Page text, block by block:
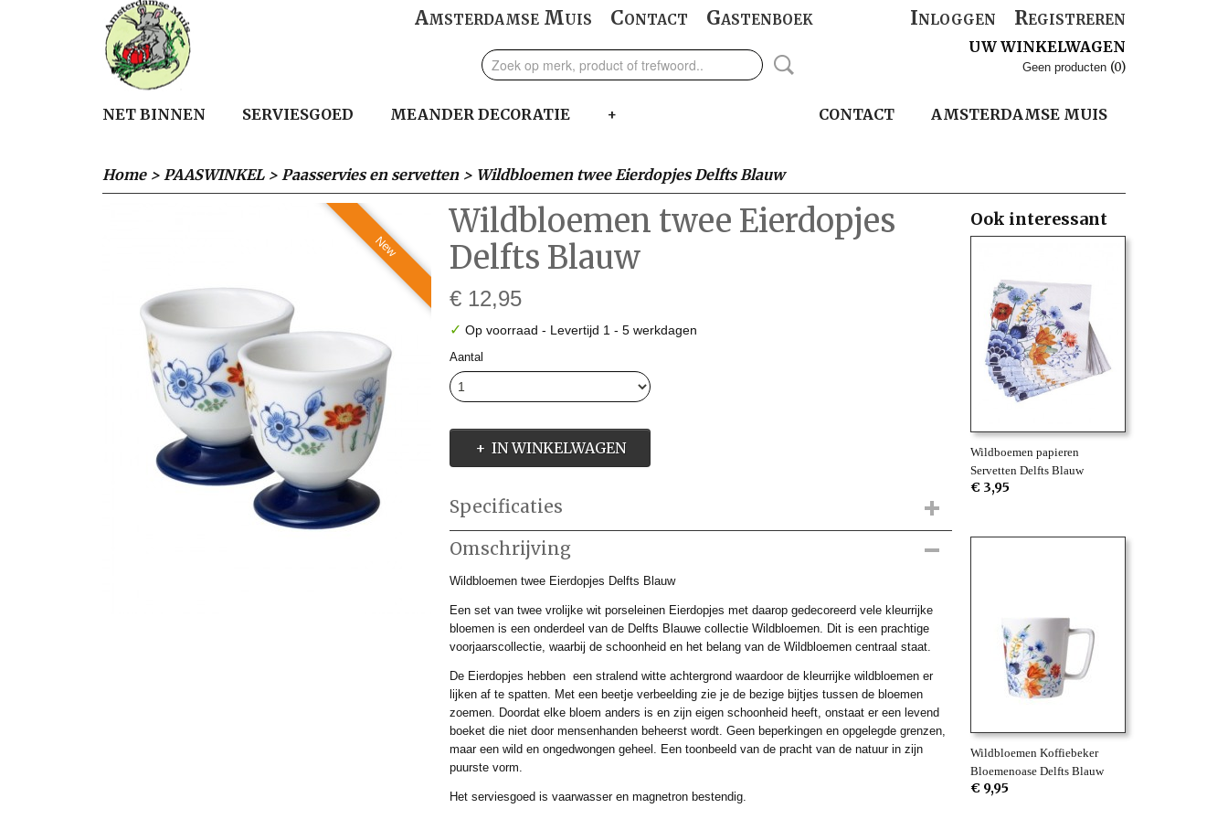
Amsterdamse Muis Contact Gastenboek Inloggen Registreren
UW WINKELWAGEN
Geen producten (0)
AMSTERDAMSE MUIS
CONTACT
NET BINNEN SERVIESGOED MEANDER DECORATIE +
Home> PAASWINKEL> Paasservies en servetten> Wildbloemen twee Eierdopjes Delfts Blauw
New
Wildbloemen twee Eierdopjes
Delfts Blauw
€ 12,95
✓ Op voorraad - Levertijd 1 - 5 werkdagen
Aantal
IN WINKELWAGEN
Specificaties
Productcode
Productcode leverancier
Afmetingen (l,b,h)
Omschrijving
Wildbloemen twee Eierdopjes Delfts Blauw
Een set van twee vrolijke wit porseleinen Eierdopjes met daarop gedecoreerd vele kleurrijke
bloemen is een onderdeel van de Delfts Blauwe collectie Wildbloemen. Dit is een prachtige
voorjaarscollectie, waarbij de schoonheid en het belang van de Wildbloemen centraal staat.
De Eierdopjes hebben een stralend witte achtergrond waardoor de kleurrijke wildbloemen er
lijken af te spatten. Met een beetje verbeelding zie je de bezige bijtjes tussen de bloemen
zoemen. Doordat elke bloem anders is en zijn eigen schoonheid heeft, onstaat er een levend
boeket die niet door mensenhanden beheerst wordt. Geen beperkingen en opgelegde grenzen,
maar een wild en ongedwongen geheel. Een toonbeeld van de pracht van de natuur in zijn
puurste vorm.
Het serviesgoed is vaarwasser en magnetron bestendig.
Ook interessant
Wildboemen papieren
Servetten Delfts Blauw
€ 3,95
Wildbloemen Koffiebeker
Bloemenoase Delfts Blauw
€ 9,95